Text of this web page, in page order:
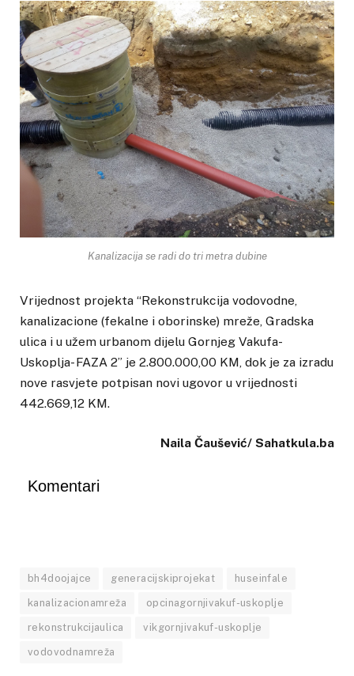
Kanalizacija se radi do tri metra dubine
Vrijednost projekta “Rekonstrukcija vodovodne,
kanalizacione (fekalne i oborinske) mreže, Gradska
ulica i u užem urbanom dijelu Gornjeg Vakufa-
Uskoplja- FAZA 2” je 2.800.000,00 KM, dok je za izradu
nove rasvjete potpisan novi ugovor u vrijednosti
442.669,12 KM.
Naila Čaušević/ Sahatkula.ba
Komentari
bh4doojajce generacijskiprojekat huseinfale
kanalizacionamreža opcinagornjivakuf-uskoplje
rekonstrukcijaulica vikgornjivakuf-uskoplje
vodovodnamreža